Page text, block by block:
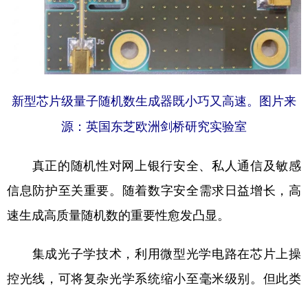
地方频道
北京 天津 山西
辽宁 吉林 上海 江苏
浙江 安徽 福建 江西
河南 湖北
广东 广西 海南 重庆
四川 贵州 云南 西藏
陕西 甘肃 青海
新疆 内蒙古 黑龙江
新型芯片级量子随机数生成器既小巧又高速。图片来
源：英国东芝欧洲剑桥研究实验室
真正的随机性对网上银行安全、私人通信及敏感
信息防护至关重要。随着数字安全需求日益增长，高
速生成高质量随机数的重要性愈发凸显。
集成光子学技术，利用微型光学电路在芯片上操
控光线，可将复杂光学系统缩小至毫米级别。但此类